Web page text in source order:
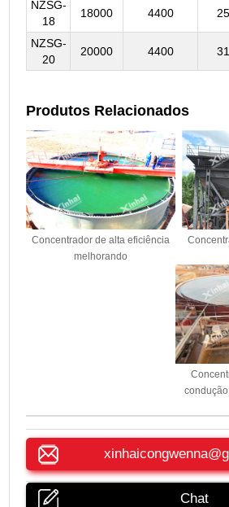
NZSG-
18
18000 4400
NZSG-
20
20000 4400
Produtos Relacionados
Concentrador de alta eficiência
melhorando
Chat